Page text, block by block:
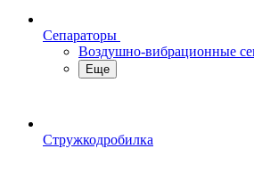
Сепараторы
Воздушно-вибрационные
Еще
Стружкодробилка